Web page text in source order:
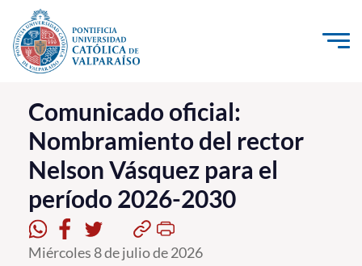
Click acá para ir directamente al contenido
La Universidad
Investigación, Creación e Innovación
PUCV Internacional
Vinculación con el Medio
Admisión
Comunicado oficial:
Nombramiento del rector
Nelson Vásquez para el
período 2026-2030
Miércoles 8 de julio de 2026